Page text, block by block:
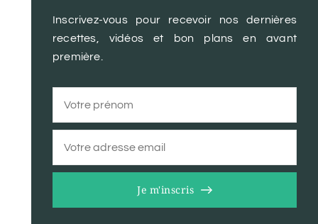
Inscrivez-vous pour recevoir nos dernières
recettes, vidéos et bon plans en avant
première.
Je m'inscris